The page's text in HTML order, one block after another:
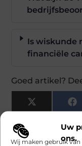
Uw
ons.
Wij maken gebruik
Is wiskunde
financiële
Goed artikel?
X
(Twitter)
Tags: